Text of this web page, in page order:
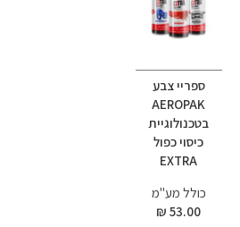
ספריי צבע
AEROPAK
בטכנולוגיית
כיסוי כפול
EXTRA
כולל מע"מ
53.00 ₪